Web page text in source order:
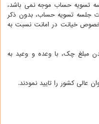
جلسه تسویه حساب موجه نمی باشد،
جلسه تسویه حساب، بدون ذکر
خیانت در امانت نسبت به
مبلغ چک، با وعده و وعید به